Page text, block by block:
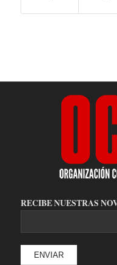
RECIBE NUESTRAS